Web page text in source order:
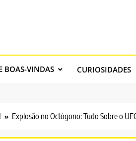
BOAS-VINDAS CURIOSIDADES
Explosão no Octógono: Tudo Sobre o